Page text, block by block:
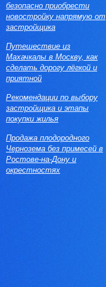
безопасно приобрести
новостройку напрямую от
застройщика
Путешествие из
Махачкалы в Москву, как
сделать дорогу лёгкой и
приятной
Рекомендации по выбору
застройщика и этапы
покупки жилья
Продажа плодородного
Чернозема без примесей в
Ростове-на-Дону и
окрестностях